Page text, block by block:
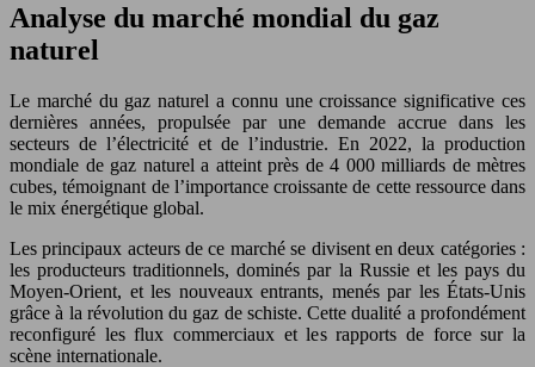
Analyse du marché mondial du gaz
naturel
Le marché du gaz naturel a connu une croissance significative ces
dernières années, propulsée par une demande accrue dans les
secteurs de l’électricité et de l’industrie. En 2022, la production
mondiale de gaz naturel a atteint près de 4 000 milliards de mètres
cubes, témoignant de l’importance croissante de cette ressource dans
le mix énergétique global.
Les principaux acteurs de ce marché se divisent en deux catégories :
les producteurs traditionnels, dominés par la Russie et les pays du
Moyen-Orient, et les nouveaux entrants, menés par les États-Unis
grâce à la révolution du gaz de schiste. Cette dualité a profondément
reconfiguré les flux commerciaux et les rapports de force sur la
scène internationale.